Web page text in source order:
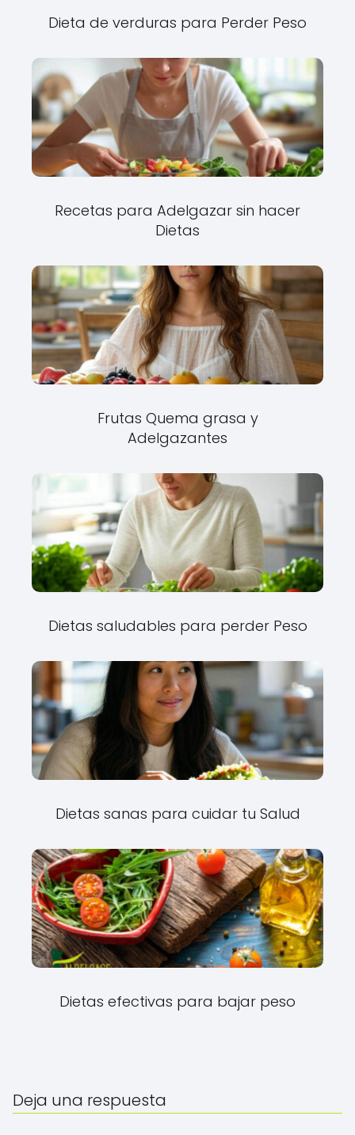
Dieta de verduras para Perder Peso
Recetas para Adelgazar sin hacer
Dietas
Frutas Quema grasa y
Adelgazantes
Dietas saludables para perder Peso
Dietas sanas para cuidar tu Salud
Dietas efectivas para bajar peso
Deja una respuesta